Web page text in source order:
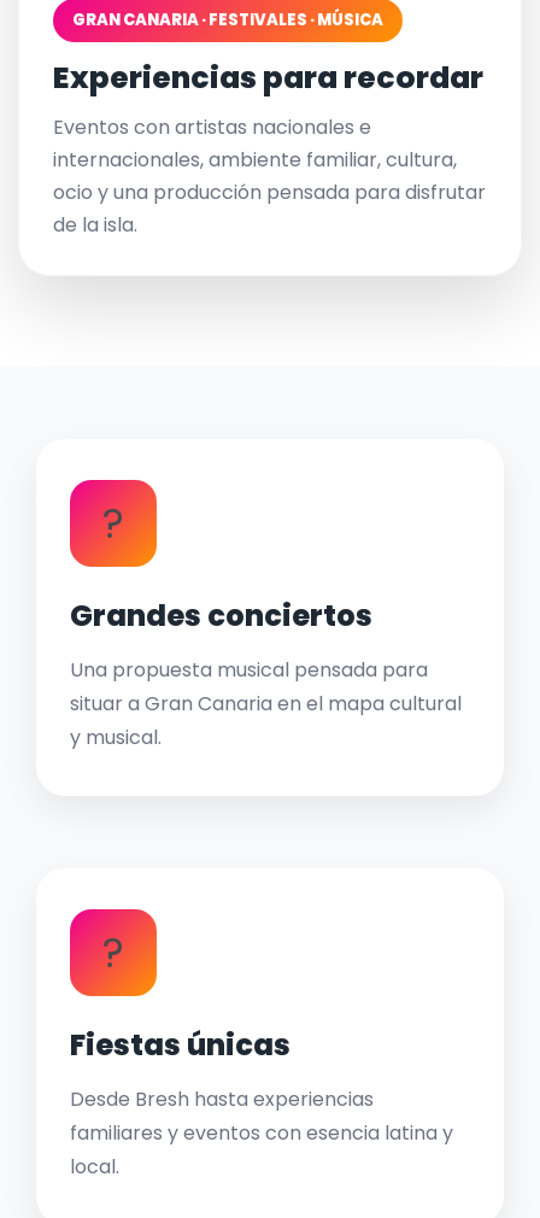
GRAN CANARIA · FESTIVALES · MÚSICA
Experiencias para recordar
Eventos con artistas nacionales e
internacionales, ambiente familiar, cultura,
ocio y una producción pensada para disfrutar
de la isla.
?
Grandes conciertos
Una propuesta musical pensada para
situar a Gran Canaria en el mapa cultural
y musical.
?
Fiestas únicas
Desde Bresh hasta experiencias
familiares y eventos con esencia latina y
local.